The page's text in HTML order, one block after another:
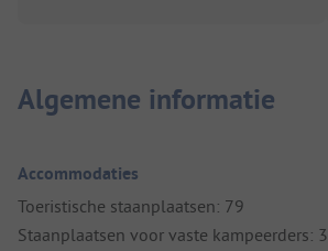
Algemene informatie
Accommodaties
Toeristische staanplaatsen: 79
Staanplaatsen voor vaste kampeerders: 3